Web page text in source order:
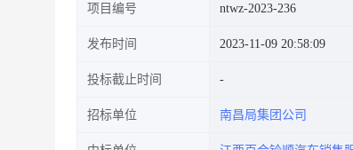
项目编号 ntwz-2023-236
发布时间 2023-11-09 20:58:09
投标截止时间
招标单位 南昌局集团公司